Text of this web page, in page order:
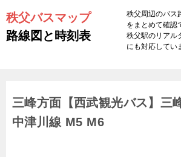
秩父バスマップ
路線図と時刻表
秩父周辺のバス
をまとめて確認
秩父駅のリアル
にも対応してい
三峰方面【西武観光バス】三
中津川線 M5 M6